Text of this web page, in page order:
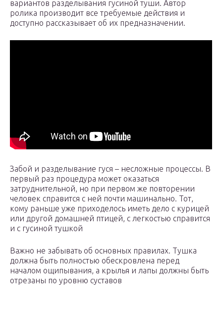
вариантов разделывания гусиной туши. Автор
ролика производит все требуемые действия и
доступно рассказывает об их предназначении.
Забой и разделывание гуся – несложные процессы. В
первый раз процедура может оказаться
затруднительной, но при первом же повторении
человек справится с ней почти машинально. Тот,
кому раньше уже приходелось иметь дело с курицей
или другой домашней птицей, с легкостью справится
и с гусиной тушкой
Важно не забывать об основных правилах. Тушка
должна быть полностью обескровлена перед
началом ощипывания, а крылья и лапы должны быть
отрезаны по уровню суставов